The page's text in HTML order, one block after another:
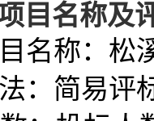
目名称及
名称： 松
：简易评